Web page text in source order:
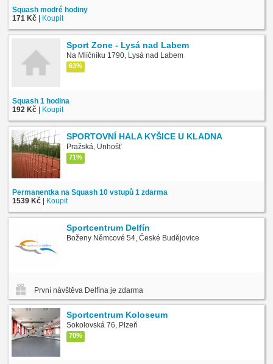
Squash modré hodiny
171 Kč | Koupit
Sport Zone - Lysá nad Labem
Na Mlíčníku 1790, Lysá nad Labem
63%
Squash 1 hodina
192 Kč | Koupit
SPORTOVNÍ HALA KYŠICE U KLADNA
Pražská, Unhošť
71%
Permanentka na Squash 10 vstupů 1 zdarma
1539 Kč | Koupit
Sportcentrum Delfín
Boženy Němcové 54, České Budějovice
První návštěva Delfína je zdarma
Sportcentrum Koloseum
Sokolovská 76, Plzeň
70%